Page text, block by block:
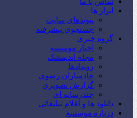
ابزار ها
پیوندهای سایت
جستجوی پیشرفته
گروه خبری
اخبار موسسه
مجله اندیمشک
رویدادها
خادمیاران رضوی
گزارش تصویری
چندرسانه ای
دانلود ها و اقلام تبلیغاتی
درباره موسسه